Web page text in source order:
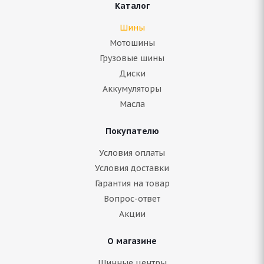
Bridgestone Dueler A/T 693 265/65 R18 114V
Каталог
Шины
Мотошины
Грузовые шины
Диски
Аккумуляторы
Масла
Покупателю
Условия оплаты
Условия доставки
Гарантия на товар
Вопрос-ответ
Акции
О магазине